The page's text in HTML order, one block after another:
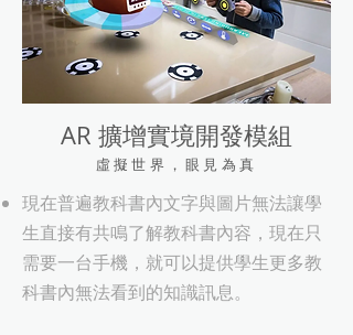
AR 擴增實境開發模組
虛擬世界，眼見為真
現在普遍教科書內文字與圖片無法讓學
生直接有共鳴了解教科書內容，現在只
需要一台手機，就可以提供學生更多教
科書內無法看到的知識訊息。